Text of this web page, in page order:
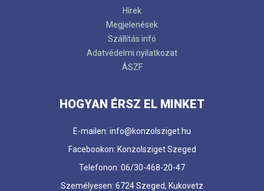
Hírek
Megjelenések
Szállítás infó
Adatvédelmi nyilatkozat
ÁSZF
HOGYAN ÉRSZ EL MINKET
E-mailen: info@konzolsziget.hu
Facebookon: Konzolsziget Szeged
Telefonon: 06/30-468-20-47
Személyesen: 6724 Szeged, Kukovetz